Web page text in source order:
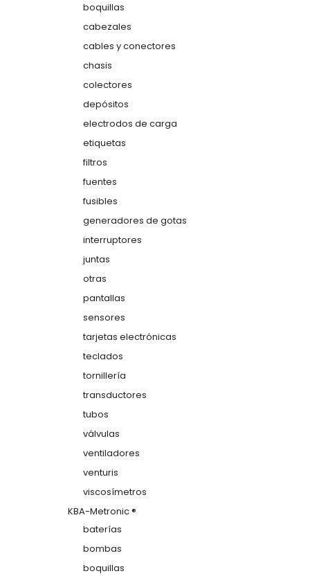
boquillas
cabezales
cables y conectores
chasis
colectores
depósitos
electrodos de carga
etiquetas
filtros
fuentes
fusibles
generadores de gotas
interruptores
juntas
otras
pantallas
sensores
tarjetas electrónicas
teclados
tornillería
transductores
tubos
válvulas
ventiladores
venturis
viscosímetros
KBA-Metronic ®
baterías
bombas
boquillas